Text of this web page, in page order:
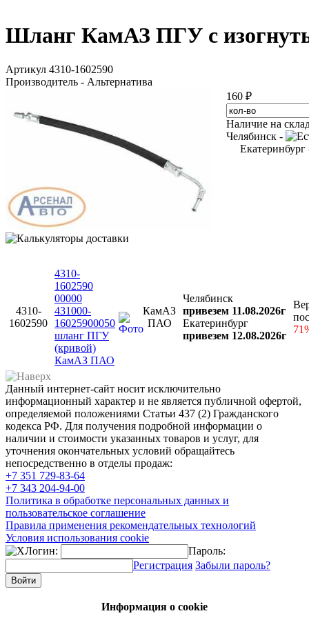
Шланг КамАЗ ПГУ с
Артикул 4310-1602590
Производитель - Альтернатива
160 ₽
Наличие на
Челябинск -
4310-
1602590
4310-
1602590
00000
431000-
16025900050
шланг ПГУ
(кривой)
КамАЗ ПАО
КамАЗ
ПАО
Челябинск
привезем 11.08.2026г
Екатеринбург
привезем 12.08.2026г
Данный интернет-сайт носит исключительно
информационный характер и не является публичной офертой,
определяемой положениями Статьи 437 (2) Гражданского
кодекса РФ. Для получения подробной информации о
наличии и стоимости указанных товаров и услуг, для
уточнения окончательных условий обращайтесь
непосредственно в отделы продаж:
+7 351 729-83-64
+7 343 204-94-00
Политика в обработке персональных данных и
пользовательское соглашение
Правила применения рекомендательных технологий
Условия использования cookie
Логин:
Пароль:
Регистрация Забыли пароль?
Информация о cookie